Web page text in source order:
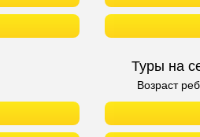
Туры на
Возраст